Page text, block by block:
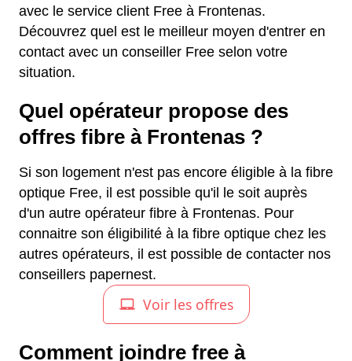
avec le service client Free à Frontenas.
Découvrez quel est le meilleur moyen d'entrer en
contact avec un conseiller Free selon votre
situation.
Quel opérateur propose des
offres fibre à Frontenas ?
Si son logement n'est pas encore éligible à la fibre
optique Free, il est possible qu'il le soit auprès
d'un autre opérateur fibre à Frontenas. Pour
connaitre son éligibilité à la fibre optique chez les
autres opérateurs, il est possible de contacter nos
conseillers papernest.
Comment joindre free à